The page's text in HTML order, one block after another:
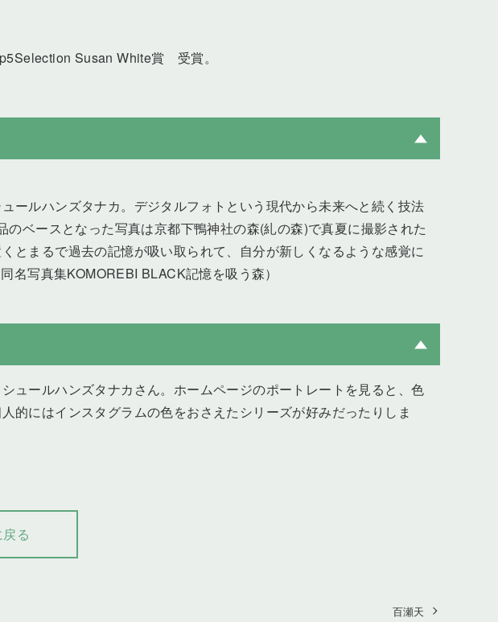
Susan White賞 受賞。
ールハンズタナカ。デジタルフォトという現代から未来へと続く技法
ベースとなった写真は京都下鴨神社の森(糺の森)で真夏に撮影された
とまるで過去の記憶が吸い取られて、自分が新しくなるような感覚に
写真集KOMOREBI BLACK記憶を吸う森）
ュールハンズタナカさん。ホームページのポートレートを見ると、色
的にはインスタグラムの色をおさえたシリーズが好みだったりしま
る
百瀬天